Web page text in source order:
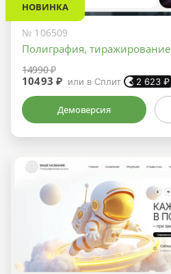
НОВИНКА
№ 106509
Полиграфия, тиражирование
14990 ₽
10493 ₽ или в Сплит 2 623 ₽
Демоверсия